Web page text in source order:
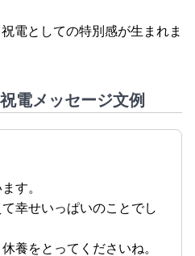
電としての特別感が生まれま
電メッセージ文例
す。
幸せいっぱいのことでし
養をとってくださいね。